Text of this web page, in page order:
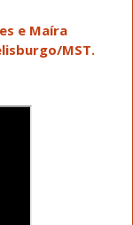
e Maíra
MST.